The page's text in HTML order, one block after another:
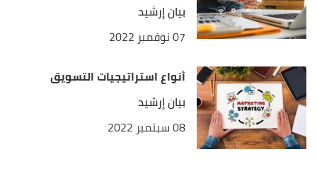
بيان إرشيد
07 نوفمبر 2022
أنواع استراتيجيات التسويق
بيان إرشيد
08 سبتمبر 2022